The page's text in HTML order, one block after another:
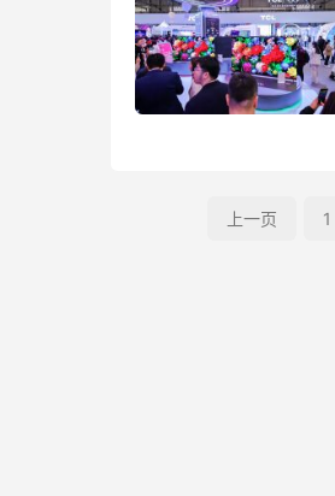
上一页 1